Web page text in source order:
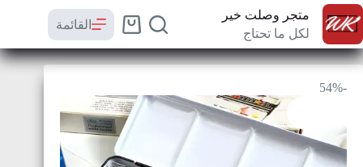
متجر وصلت خير
لكل ما تحتاج
القائمة
-54%